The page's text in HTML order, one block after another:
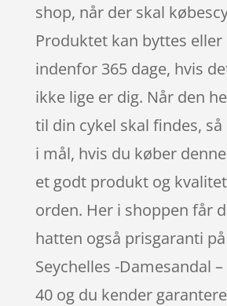
shop, når der skal
Produktet kan byttes
indenfor 365 dage, hvis
ikke lige er dig. Når den
til din cykel skal findes,
i mål, hvis du køber
et godt produkt og
orden. Her i shoppen får
hatten også prisgaranti
Seychelles -Damesandal –
40 og du kender